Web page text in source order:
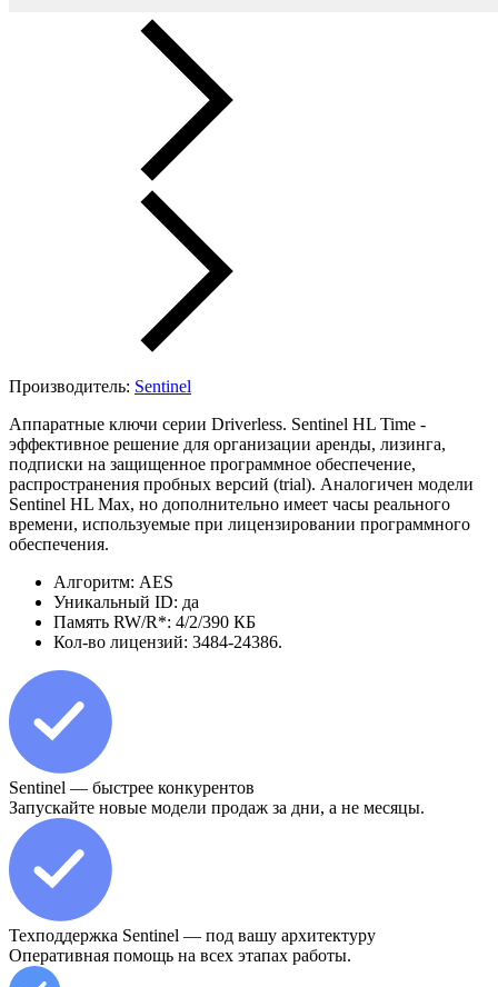
Производитель: Sentinel
Аппаратные ключи серии Driverless. Sentinel HL Time -
эффективное решение для организации аренды, лизинга,
подписки на защищенное программное обеспечение,
распространения пробных версий (trial). Аналогичен модели
Sentinel HL Max, но дополнительно имеет часы реального
времени, используемые при лицензировании программного
обеспечения.
Алгоритм: AES
Уникальный ID: да
Память RW/R*: 4/2/390 КБ
Кол-во лицензий: 3484-24386.
Sentinel — быстрее конкурентов
Запускайте новые модели продаж за дни, а не месяцы.
Техподдержка Sentinel — под вашу архитектуру
Оперативная помощь на всех этапах работы.